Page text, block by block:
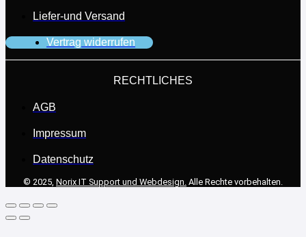
Liefer-und Versand
Vertrag widerrufen
RECHTLICHES
AGB
Impressum
Datenschutz
© 2025, Norix IT Support und Webdesign. Alle Rechte vorbehalten.